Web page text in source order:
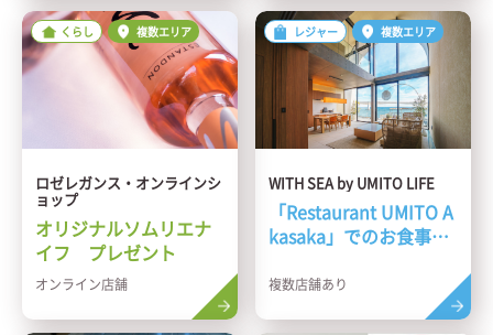
くらし 複数エリア
ロゼレガンス・オンラインシ
ョップ
オリジナルソムリエナ
イフ プレゼント
オンライン店舗
レジャー 複数エリア
WITH SEA by UMITO LIFE
「Restaurant UMITO A
kasaka」でのお食事10,
ゼント
複数店舗あり